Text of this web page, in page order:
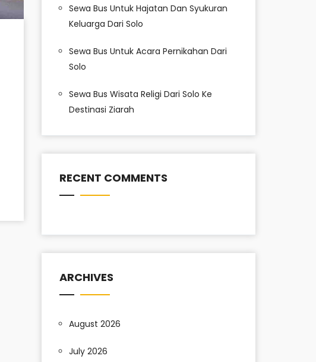
Sewa Bus Untuk Hajatan Dan Syukuran
Keluarga Dari Solo
Sewa Bus Untuk Acara Pernikahan Dari
Solo
Sewa Bus Wisata Religi Dari Solo Ke
Destinasi Ziarah
RECENT COMMENTS
ARCHIVES
August 2026
July 2026